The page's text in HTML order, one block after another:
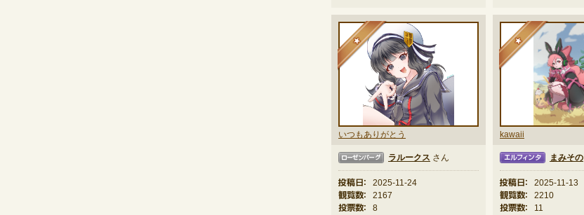
いつもありがとう
★
ラルークス さん
投稿日：
2025-11-24
観覧数：
2167
投票数：
8
kawaii
★
エルフィンタ まみその
投稿日：
2025-11-13
観覧数：
2210
投票数：
11